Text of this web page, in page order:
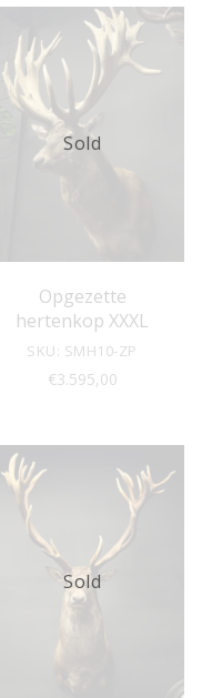
Opgezette
hertenkop XXXL
SKU: SMH10-ZP
€3.595,00
Sold
Sold